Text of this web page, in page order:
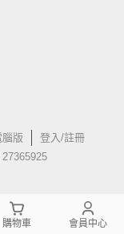
腦版
登入/註冊
購物車 會員中心